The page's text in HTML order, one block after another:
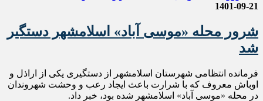
1401-09-21
شرور محله «موسی آباد» اسلامشهر دستگیر
شد
فرمانده انتظامی شهرستان اسلامشهر از دستگیری یکی از اراذل و
اوباش معروف که با شرارت باعث ایجاد رعب و وحشت شهروندان
در محله «موسی آباد» اسلامشهر شده بود، خبر داد.